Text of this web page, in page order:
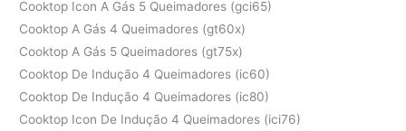
Cooktop Icon A Gás 5 Queimadores (gci65)
Cooktop A Gás 4 Queimadores (gt60x)
Cooktop A Gás 5 Queimadores (gt75x)
Cooktop De Indução 4 Queimadores (ic60)
Cooktop De Indução 4 Queimadores (ic80)
Cooktop Icon De Indução 4 Queimadores (ici76)